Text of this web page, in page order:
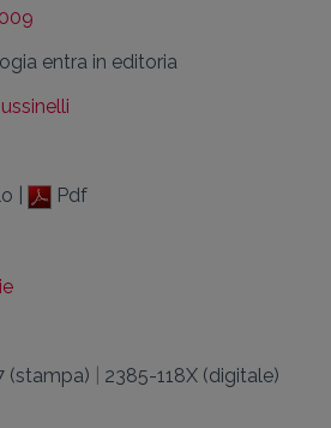
entra in editoria
| Pdf
(stampa) 2385-118X (digitale)